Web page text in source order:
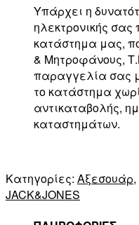
Υπάρχει η
ηλεκτρονικής
κατάστημα μας,
& Μητροφάνους,
παραγγελία σας
το κατάστημα
αντικαταβολής,
καταστημάτων.
Κατηγορίες: Αξεσουάρ,
JACK&JONES